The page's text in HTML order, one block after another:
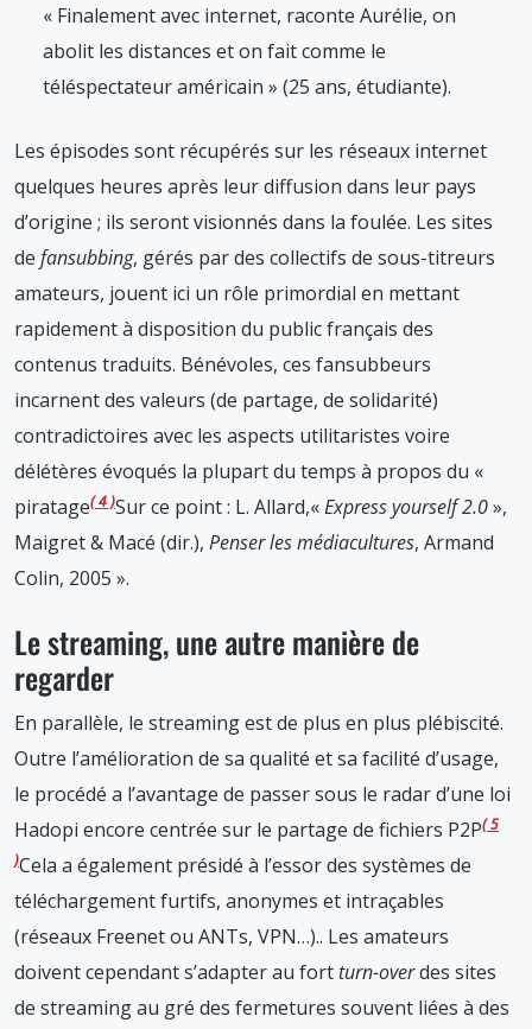
« Finalement avec internet, raconte Aurélie, on
abolit les distances et on fait comme le
téléspectateur américain » (25 ans, étudiante).
Les épisodes sont récupérés sur les réseaux internet
quelques heures après leur diffusion dans leur pays
d’origine ; ils seront visionnés dans la foulée. Les sites
de fansubbing, gérés par des collectifs de sous-titreurs
amateurs, jouent ici un rôle primordial en mettant
rapidement à disposition du public français des
contenus traduits. Bénévoles, ces fansubbeurs
incarnent des valeurs (de partage, de solidarité)
contradictoires avec les aspects utilitaristes voire
délétères évoqués la plupart du temps à propos du «
piratage 4 Sur ce point : L. Allard,«Express yourself 2.0»,
Maigret & Macé (dir.), Penser les médiacultures, Armand
Colin, 2005 ».
Le streaming, une autre manière de
regarder
En parallèle, le streaming est de plus en plus plébiscité.
Outre l’amélioration de sa qualité et sa facilité d’usage,
le procédé a l’avantage de passer sous le radar d’une loi
Hadopi encore centrée sur le partage de fichiers P2P 5
Cela a également présidé à l’essor des systèmes de
téléchargement furtifs, anonymes et intraçables
(réseaux Freenet ou ANTs, VPN…).. Les amateurs
doivent cependant s’adapter au fortturn-overdes sites
de streaming au gré des fermetures souvent liées à des